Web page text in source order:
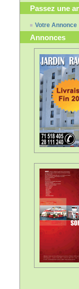
Passez une
Votre Annonce
Annonces